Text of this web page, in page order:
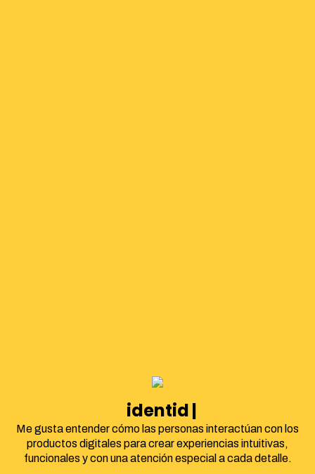
identidad corpora
Me gusta entender cómo las personas interactúan con los
productos digitales para crear experiencias intuitivas,
funcionales y con una atención especial a cada detalle.